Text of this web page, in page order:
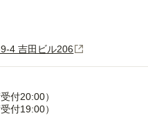
4 吉田ビル206
付20:00）
付19:00）